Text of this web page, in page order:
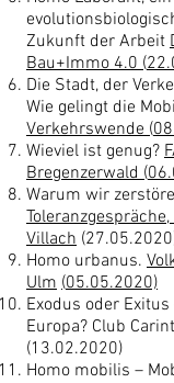
Zukunft der Arbeit
Bau+Immo 4.0 (
Die Stadt, der
Wie gelingt die
Verkehrswende (
Wieviel ist genug?
Bregenzerwald (
Warum wir
Toleranzgespräche,
Villach
Homo urbanus.
Ulm (05.05.2020)
Exodus oder
Europa? Club
(13.02.2020)
Homo mobilis –